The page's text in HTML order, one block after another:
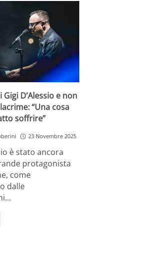
Gigi D’Alessio e non
“Una cosa
soffrire”
23 Novembre 2025
è stato ancora
protagonista
come
dalle